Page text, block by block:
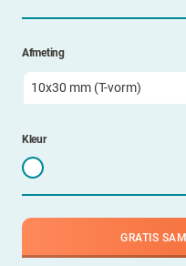
Afmeting
Kleur
GRATIS